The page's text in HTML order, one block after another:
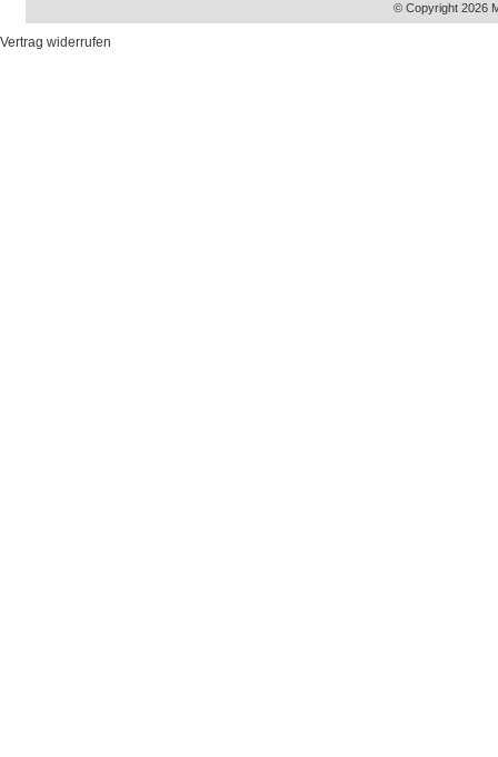
© Copyright 2026
Vertrag widerrufen